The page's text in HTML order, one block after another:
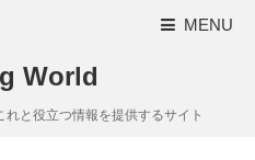
MENU
World
と役立つ情報を提供するサイト